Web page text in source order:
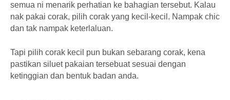
semua ni menarik perhatian ke bahagian tersebut. Kalau
nak pakai corak, pilih corak yang kecil-kecil. Nampak chic
dan tak nampak keterlaluan.
Tapi pilih corak kecil pun bukan sebarang corak, kena
pastikan siluet pakaian tersebuat sesuai dengan
ketinggian dan bentuk badan anda.